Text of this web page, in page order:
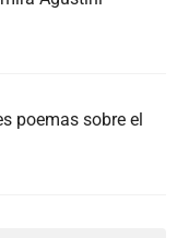
poemas sobre el